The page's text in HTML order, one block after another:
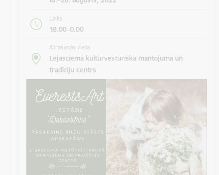
Laiks
18.00–0.00
Atrašanās vieta
Lejasciema kultūrvēsturiskā mantojuma un
tradīciju centrs